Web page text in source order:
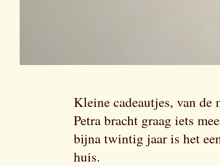
Kleine cadeautjes, van
Petra bracht graag iets
bijna twintig jaar is het
huis.